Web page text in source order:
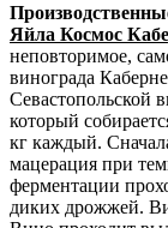
Яйла Космос
неповторимое,
винограда
Севастопольской
который
кг каждый.
мацерация при
ферментации
диких дрожжей.